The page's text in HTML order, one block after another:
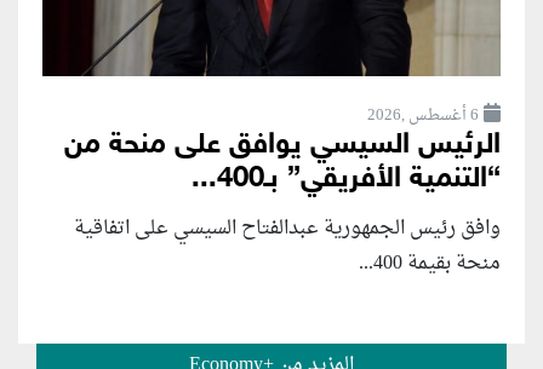
6 أغسطس ,2026
الرئيس السيسي يوافق على منحة من
“التنمية الأفريقي” بـ400...
وافق رئيس الجمهورية عبدالفتاح السيسي على اتفاقية
منحة بقيمة 400...